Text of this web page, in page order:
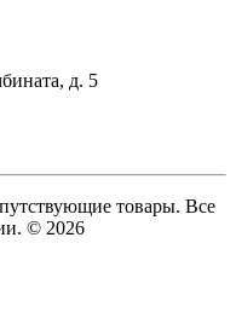
д. 5
товары. Все
© 2026